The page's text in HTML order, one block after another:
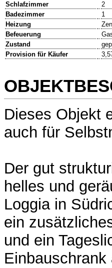
Schlafzimmer
2
Badezimmer
1
Heizung
Befeuerung
Zustand
Provision für Käufer
Dieses Objekt
auch für
Der gut
helles und
Loggia in
ein
und ein
Einbauschrank